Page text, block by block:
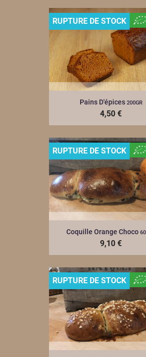
Pains D'épices 200GR
4,50 €
RUPTURE DE STOCK
Coquille Orange Choco
9,10 €
RUPTURE DE STOCK
RUPTURE DE STOCK